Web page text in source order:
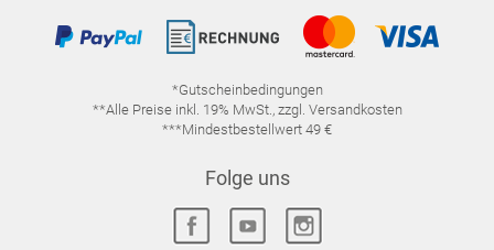
*Gutscheinbedingungen
**Alle Preise inkl. 19% MwSt., zzgl. Versandkosten
***Mindestbestellwert 49 €
Folge uns